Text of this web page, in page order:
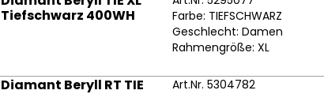
Tiefschwarz 400WH
Farbe: TIEFSCHWARZ
Geschlecht: Damen
Rahmengröße: XL
Diamant Beryll RT TIE
Art.Nr. 5304782